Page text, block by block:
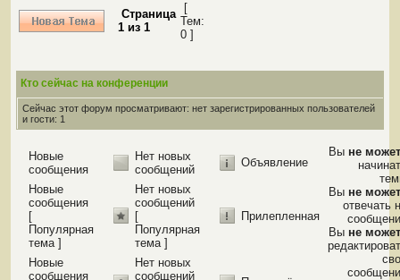
Страница
1 из 1
[
Тем:
0 ]
Кто сейчас на конференции
Сейчас этот форум просматривают: нет зарегистрированных пользователей
и гости: 1
Новые
сообщения
Нет новых
сообщений
Объявление
Новые
сообщения
[
Популярная
тема ]
Нет новых
сообщений
[
Популярная
тема ]
Прилепленная
Новые
сообщения
Нет новых
сообщений
Вы не
Вы не
отвечать
Вы не